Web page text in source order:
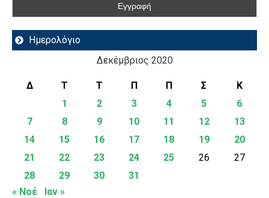
Ημερολόγιο
Δεκέμβριος 2020
Δ Τ Τ Π Π Σ
Κ
1
2 3 4 5
6
7
8 9 10 11 12
13
14
15 16 17 18 19
20
21
22 23 24 25 26
27
28
29 30
31
« Νοέ
Ιαν »